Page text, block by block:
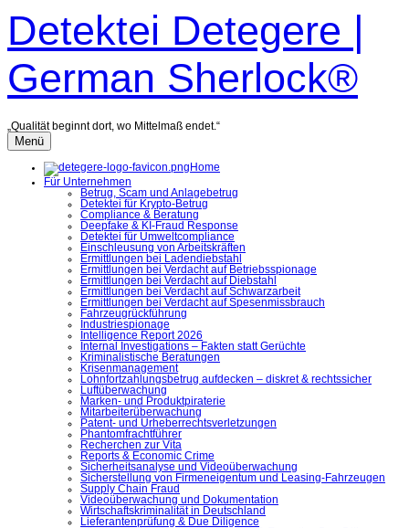
Inhalt
überspringen
Detektei Detegere |
German Sherlock®
„Qualität beginnt dort, wo Mittelmaß endet.“
Menü
Home
Für Unternehmen
Betrug, Scam und Anlagebetrug
Detektei für Krypto-Betrug
Compliance & Beratung
Deepfake & KI-Fraud Response
Detektei für Umweltcompliance
Einschleusung von Arbeitskräften
Ermittlungen bei Ladendiebstahl
Ermittlungen bei Verdacht auf Betriebsspionage
Ermittlungen bei Verdacht auf Diebstahl
Ermittlungen bei Verdacht auf Schwarzarbeit
Ermittlungen bei Verdacht auf Spesenmissbrauch
Fahrzeugrückführung
Industriespionage
Intelligence Report 2026
Internal Investigations – Fakten statt Gerüchte
Kriminalistische Beratungen
Krisenmanagement
Lohnfortzahlungsbetrug aufdecken – diskret & rechtssicher
Luftüberwachung
Marken- und Produktpiraterie
Mitarbeiterüberwachung
Patent- und Urheberrechtsverletzungen
Phantomfrachtführer
Recherchen zur Vita
Reports & Economic Crime
Sicherheitsanalyse und Videoüberwachung
Sicherstellung von Firmeneigentum und Leasing-Fahrzeugen
Supply Chain Fraud
Videoüberwachung und Dokumentation
Wirtschaftskriminalität in Deutschland
Lieferantenprüfung & Due Diligence